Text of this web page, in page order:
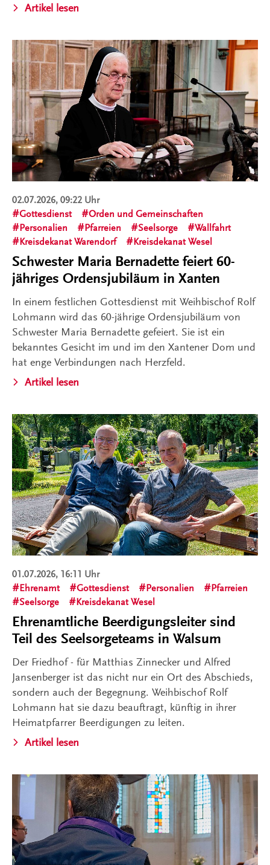
Artikel lesen
02.07.2026, 09:22 Uhr
Gottesdienst
Orden und Gemeinschaften
Personalien
Pfarreien Seelsorge
Wallfahrt
Kreisdekanat Warendorf
Kreisdekanat Wesel
Schwester Maria Bernadette feiert 60-
jähriges Ordensjubiläum in Xanten
In einem festlichen Gottesdienst mit Weihbischof Rolf
Lohmann wird das 60-jährige Ordensjubiläum von
Schwester Maria Bernadette gefeiert. Sie ist ein
bekanntes Gesicht im und im den Xantener Dom und
hat enge Verbindungen nach Herzfeld.
Artikel lesen
01.07.2026, 16:11 Uhr
Ehrenamt
Gottesdienst Personalien
Pfarreien
Seelsorge
Kreisdekanat Wesel
Ehrenamtliche Beerdigungsleiter sind
Teil des Seelsorgeteams in Walsum
Der Friedhof - für Matthias Zinnecker und Alfred
Jansenberger ist das nicht nur ein Ort des Abschieds,
sondern auch der Begegnung. Weihbischof Rolf
Lohmann hat sie dazu beauftragt, künftig in ihrer
Heimatpfarrer Beerdigungen zu leiten.
Artikel lesen